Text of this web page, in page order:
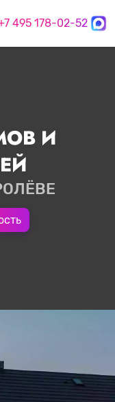
495 178-02-52
И